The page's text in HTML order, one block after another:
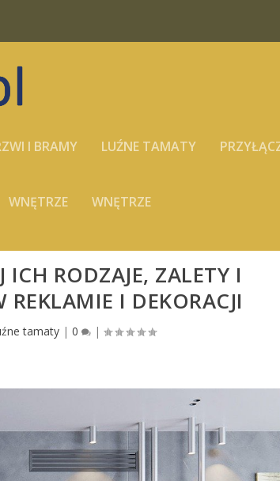
I BRAMY LUŹNE TAMATY
WNĘTRZE WNĘTRZE
ICH RODZAJE, ZALETY I
I DEKORACJI
tamaty |0 |